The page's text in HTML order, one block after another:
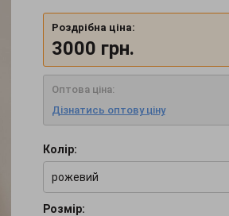
Роздрібна ціна:
3000 грн.
Оптова ціна:
Дізнатись оптову ціну
Колір:
рожевий
Розмір: